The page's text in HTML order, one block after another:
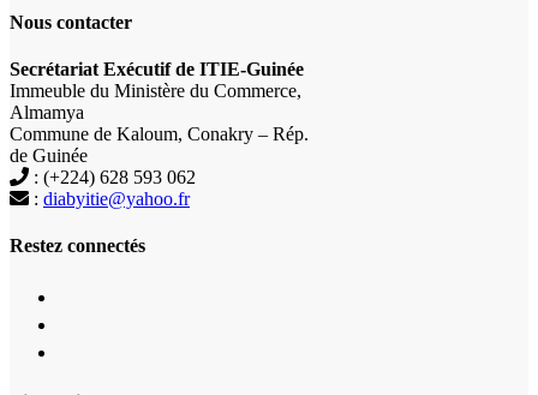
Nous contacter
Secrétariat Exécutif de ITIE-Guinée
Immeuble du Ministère du Commerce,
Almamya
Commune de Kaloum, Conakry – Rép.
de Guinée
: (+224) 628 593 062
: diabyitie@yahoo.fr
Restez connectés